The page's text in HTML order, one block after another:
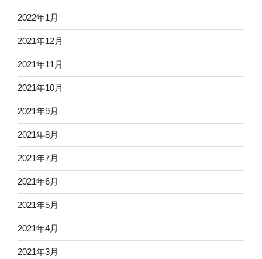
2022年1月
2021年12月
2021年11月
2021年10月
2021年9月
2021年8月
2021年7月
2021年6月
2021年5月
2021年4月
2021年3月